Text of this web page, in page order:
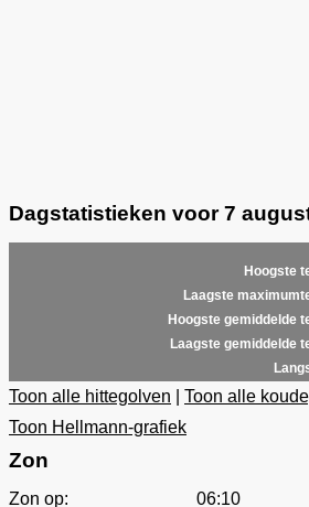
Dagstatistieken voor 7
Hoogste
Laagste
Hoogste gemiddelde
Laagste gemiddelde
Toon alle hittegolven
Toon alle
Toon Hellmann-grafiek
Zon
Zon op:
06:10